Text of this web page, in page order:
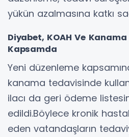
yükün azalmasına katkı
Diyabet, KOAH Ve Kanama
Kapsamda
Yeni düzenleme
kanama tedavisinde
ilacı da geri ödeme
edildi.Böylece kronik
eden vatandaşların